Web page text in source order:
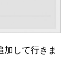
加して行きま